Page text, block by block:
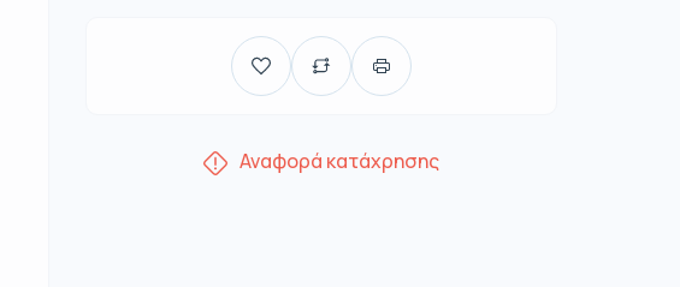
Αναφορά κατάχρησης